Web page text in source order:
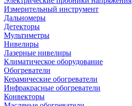
Измерительный инструмент
Дальномеры
Детекторы
Мультиметры
Нивелиры
Лазерные нивелиры
Климатическое оборудование
Обогреватели
Керамические обогреватели
Инфракрасные обогреватели
Конвекторы